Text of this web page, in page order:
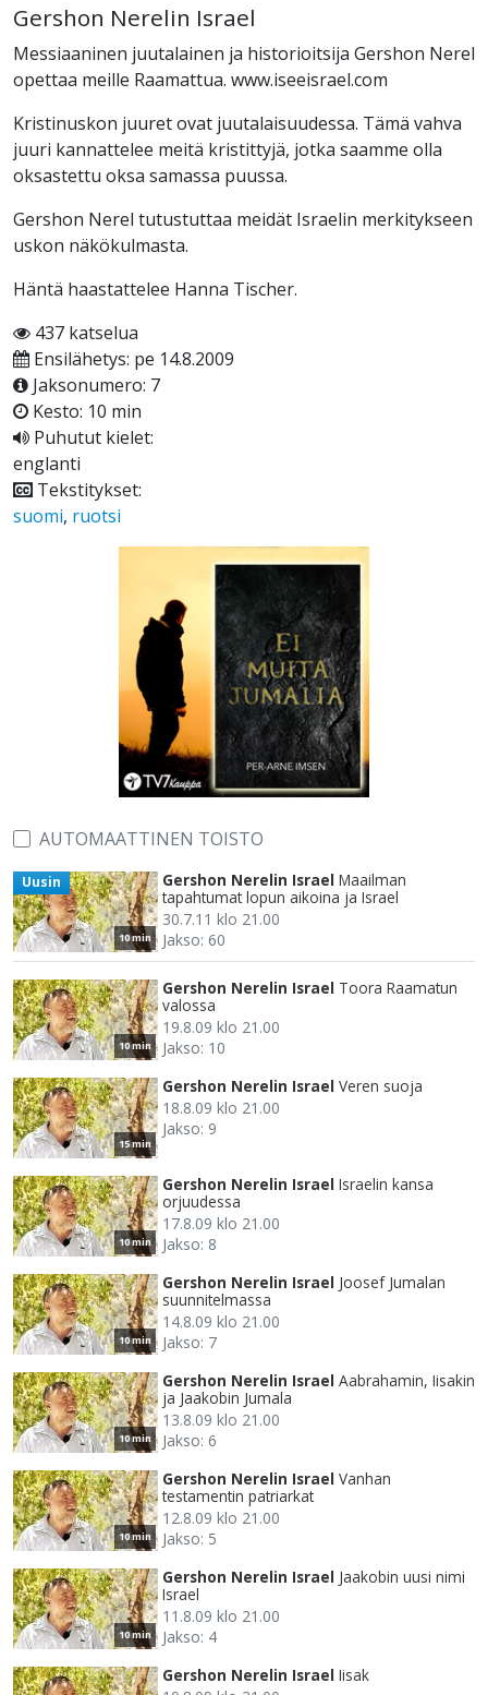
Gershon Nerelin Israel
Messiaaninen juutalainen ja historioitsija Gershon Nerel
opettaa meille Raamattua. www.iseeisrael.com
Kristinuskon juuret ovat juutalaisuudessa. Tämä vahva
juuri kannattelee meitä kristittyjä, jotka saamme olla
oksastettu oksa samassa puussa.
Gershon Nerel tutustuttaa meidät Israelin merkitykseen
uskon näkökulmasta.
Häntä haastattelee Hanna Tischer.
437 katselua
Ensilähetys: pe 14.8.2009
Jaksonumero: 7
Kesto: 10 min
Puhutut kielet:
englanti
Tekstitykset:
suomi, ruotsi
AUTOMAATTINEN TOISTO
10 min
Uusin Gershon Nerelin Israel Maailman
tapahtumat lopun aikoina ja Israel
30.7.11 klo 21.00
Jakso: 60
10 min
Gershon Nerelin Israel Toora Raamatun
valossa
19.8.09 klo 21.00
Jakso: 10
15 min
Gershon Nerelin Israel Veren suoja
18.8.09 klo 21.00
Jakso: 9
10 min
Gershon Nerelin Israel Israelin kansa
orjuudessa
17.8.09 klo 21.00
Jakso: 8
10 min
Gershon Nerelin Israel Joosef Jumalan
suunnitelmassa
14.8.09 klo 21.00
Jakso: 7
10 min
Gershon Nerelin Israel Aabrahamin, Iisakin
ja Jaakobin Jumala
13.8.09 klo 21.00
Jakso: 6
10 min
Gershon Nerelin Israel Vanhan
testamentin patriarkat
12.8.09 klo 21.00
Jakso: 5
10 min
Gershon Nerelin Israel Jaakobin uusi nimi
Israel
11.8.09 klo 21.00
Jakso: 4
Gershon Nerelin Israel Iisak